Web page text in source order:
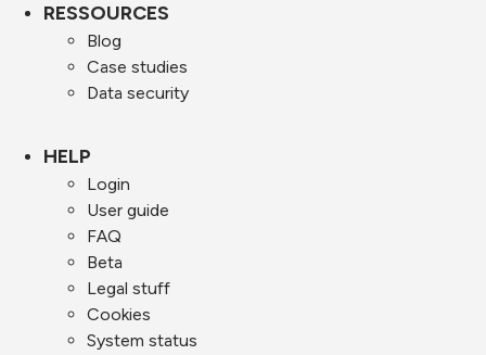
RESSOURCES
Blog
Case studies
Data security
HELP
Login
User guide
FAQ
Beta
Legal stuff
Cookies
System status